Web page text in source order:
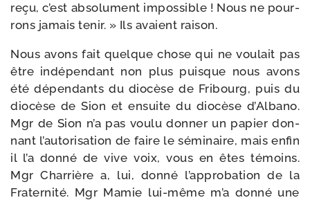
reçu, c’est abso­lu­ment impos­sible ! Nous ne pour­
rons jamais tenir. » Ils avaient raison.
Nous avons fait quelque chose qui ne vou­lait pas
être indé­pen­dant non plus puisque nous avons
été dépen­dants du dio­cèse de Fribourg, puis du
dio­cèse de Sion et ensuite du dio­cèse d’Albano.
Mgr de Sion n’a pas vou­lu don­ner un papier don­
nant l’au­to­ri­sa­tion de faire le sémi­naire, mais enfin
il l’a don­né de vive voix, vous en êtes témoins.
Mgr Charrière a, lui, don­né l’ap­pro­ba­tion de la
Fraternité. Mgr Mamie lui-​même m’a don­né une